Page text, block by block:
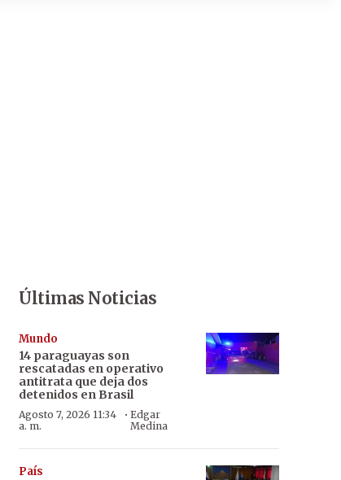
Últimas Noticias
Mundo
14 paraguayas son
rescatadas en operativo
antitrata que deja dos
detenidos en Brasil
Agosto 7, 2026 11:34
a. m.
·Edgar
Medina
País